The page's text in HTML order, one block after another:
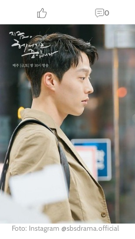
0
Foto: Instagram @sbsdrama.official